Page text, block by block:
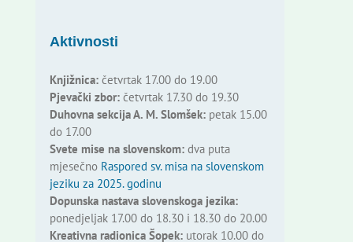
Aktivnosti
Knjižnica:četvrtak 17.00 do 19.00
Pjevački zbor:četvrtak 17.30 do 19.30
Duhovna sekcija A. M. Slomšek:petak 15.00
do 17.00
Svete mise na slovenskom:dva puta
mjesečno Raspored sv. misa na slovenskom
jeziku za 2025. godinu
Dopunska nastava slovenskoga jezika:
ponedjeljak 17.00 do 18.30 i 18.30 do 20.00
Kreativna radionica Šopek:utorak 10.00 do